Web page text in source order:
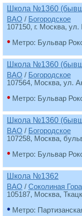
Школа №1360
ВАО / Богородское
107150, г. Москва,
• Метро: Бульвар
Школа №1360
ВАО / Богородское
107564, Москва, ул.
• Метро: Бульвар
Школа №1360
ВАО / Богородское
107258, Москва,
• Метро: Бульвар
Школа №1362
ВАО / Соколиная Гора
105187, Москва,
• Метро: